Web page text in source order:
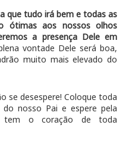
que tudo irá bem e todas as
ótimas aos nossos olhos
a presença Dele em
vontade Dele será boa,
muito mais elevado do
se desespere! Coloque toda
nosso Pai e espere pela
tem o coração de toda